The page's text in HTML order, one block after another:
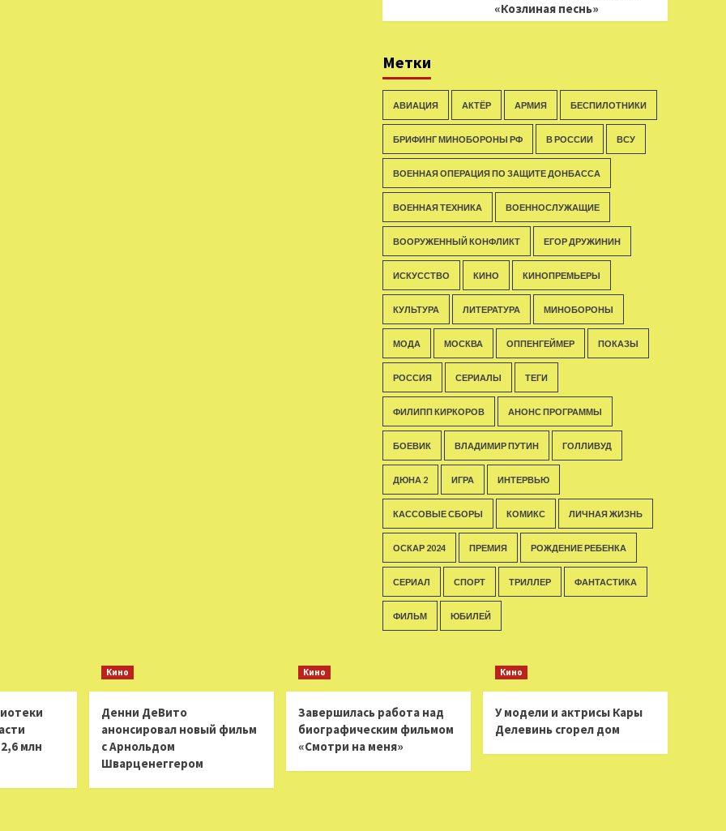
«Козлиная песнь»
Метки
АВИАЦИЯ АКТЁР АРМИЯ БЕСПИЛОТНИКИ
БРИФИНГ МИНОБОРОНЫ РФ В РОССИИ ВСУ
ВОЕННАЯ ОПЕРАЦИЯ ПО ЗАЩИТЕ ДОНБАССА
ВОЕННАЯ ТЕХНИКА ВОЕННОСЛУЖАЩИЕ
ВООРУЖЕННЫЙ КОНФЛИКТ ЕГОР ДРУЖИНИН
ИСКУССТВО КИНО КИНОПРЕМЬЕРЫ
КУЛЬТУРА ЛИТЕРАТУРА МИНОБОРОНЫ
МОДА МОСКВА ОППЕНГЕЙМЕР ПОКАЗЫ
РОССИЯ СЕРИАЛЫ ТЕГИ
ФИЛИПП КИРКОРОВ АНОНС ПРОГРАММЫ
БОЕВИК ВЛАДИМИР ПУТИН ГОЛЛИВУД
ДЮНА 2 ИГРА ИНТЕРВЬЮ
КАССОВЫЕ СБОРЫ КОМИКС ЛИЧНАЯ ЖИЗНЬ
ОСКАР 2024 ПРЕМИЯ РОЖДЕНИЕ РЕБЕНКА
СЕРИАЛ СПОРТ ТРИЛЛЕР ФАНТАСТИКА
ФИЛЬМ ЮБИЛЕЙ
млн
Кино
Денни ДеВито
анонсировал новый фильм
с Арнольдом
Шварценеггером
Кино
Завершилась работа над
биографическим фильмом
«Смотри на меня»
Кино
У модели и актрисы Кары
Делевинь сгорел дом